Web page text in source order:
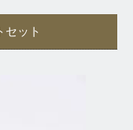
セット